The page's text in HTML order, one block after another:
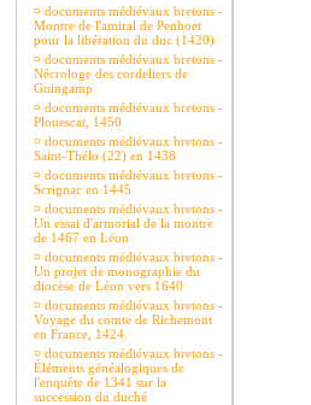
¤ documents médiévaux bretons -
Montre de l'amiral de Penhoet
pour la libération du duc (1420)
¤ documents médiévaux bretons -
Nécrologe des cordeliers de
Guingamp
¤ documents médiévaux bretons -
Plouescat, 1450
¤ documents médiévaux bretons -
Saint-Thélo (22) en 1438
¤ documents médiévaux bretons -
Scrignac en 1445
¤ documents médiévaux bretons -
Un essai d'armorial de la montre
de 1467 en Léon
¤ documents médiévaux bretons -
Un projet de monographie du
diocèse de Léon vers 1640
¤ documents médiévaux bretons -
Voyage du comte de Richemont
en France, 1424.
¤ documents médiévaux bretons -
Éléments généalogiques de
l'enquête de 1341 sur la
succession du duché